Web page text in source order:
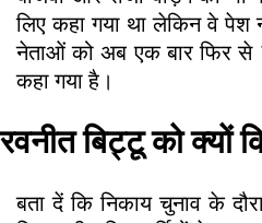
लिए कहा गया था लेकिन वे पेश
नेताओं को अब एक बार फिर
कहा गया है।
रवनीत बिट्टू को क्यों
बता दें कि निकाय चुनाव के